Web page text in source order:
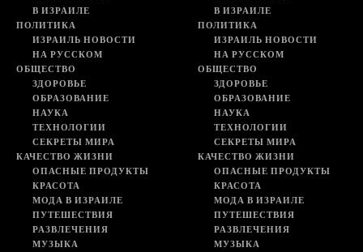
В ИЗРАИЛЕ
ПОЛИТИКА
ИЗРАИЛЬ НОВОСТИ
НА РУССКОМ
ОБЩЕСТВО
ЗДОРОВЬЕ
ОБРАЗОВАНИЕ
НАУКА
ТЕХНОЛОГИИ
СЕКРЕТЫ МИРА
КАЧЕСТВО ЖИЗНИ
ОПАСНЫЕ ПРОДУКТЫ
КРАСОТА
МОДА В ИЗРАИЛЕ
ПУТЕШЕСТВИЯ
РАЗВЛЕЧЕНИЯ
МУЗЫКА
В ИЗРАИЛЕ
ПОЛИТИКА
ИЗРАИЛЬ НОВОСТИ
НА РУССКОМ
ОБЩЕСТВО
ЗДОРОВЬЕ
ОБРАЗОВАНИЕ
НАУКА
ТЕХНОЛОГИИ
СЕКРЕТЫ МИРА
КАЧЕСТВО ЖИЗНИ
ОПАСНЫЕ ПРОДУКТЫ
КРАСОТА
МОДА В ИЗРАИЛЕ
ПУТЕШЕСТВИЯ
РАЗВЛЕЧЕНИЯ
МУЗЫКА